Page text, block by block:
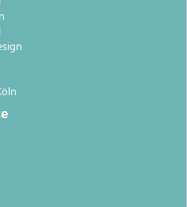
dieses Studiengangs
und
in der